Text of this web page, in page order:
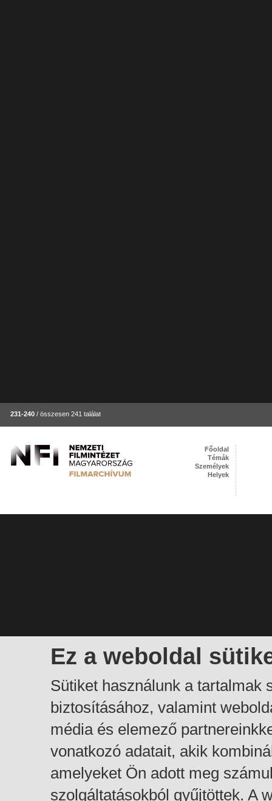
231-240 / összesen 241 találat
Ez a weboldal
Sütiket használunk a tartalmak
biztosításához, valamint
média és elemező
vonatkozó adatait, akik
amelyeket Ön adott meg
szolgáltatásokból gyűjtöttek. A
Főoldal
Témák
Személyek
Helyek